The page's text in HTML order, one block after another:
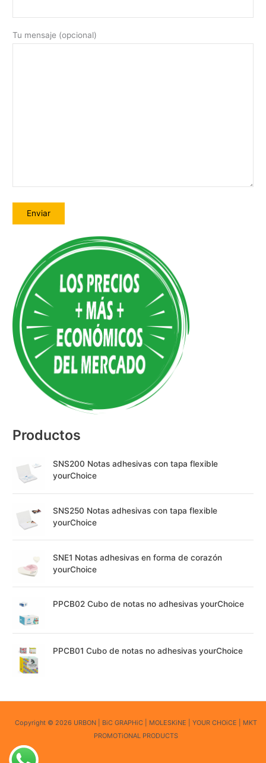
Tu mensaje (opcional)
r
n
a
Productos
SNS200 Notas adhesivas con tapa flexible
yourChoice
SNS250 Notas adhesivas con tapa flexible
yourChoice
SNE1 Notas adhesivas en forma de corazón
yourChoice
PPCB02 Cubo de notas no adhesivas yourChoice
PPCB01 Cubo de notas no adhesivas yourChoice
Copyright © 2026 URBON | BiC GRAPHiC | MOLESKiNE | YOUR CHOiCE | MKT
PROMOTiONAL PRODUCTS